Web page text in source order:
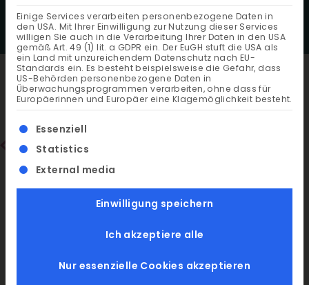
Einige Services verarbeiten personenbezogene Daten in
den USA. Mit Ihrer Einwilligung zur Nutzung dieser Services
willigen Sie auch in die Verarbeitung Ihrer Daten in den USA
gemäß Art. 49 (1) lit. a GDPR ein. Der EuGH stuft die USA als
ein Land mit unzureichendem Datenschutz nach EU-
Standards ein. Es besteht beispielsweise die Gefahr, dass
US-Behörden personenbezogene Daten in
Überwachungsprogrammen verarbeiten, ohne dass für
Europäerinnen und Europäer eine Klagemöglichkeit besteht.
Es folgt eine Liste der Service-Gruppen, für die
Essenziell
Statistics
External media
Einwilligung speichern
Ich akzeptiere alle
Nur essenzielle Cookies akzeptieren